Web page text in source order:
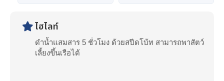
ไฮไลท์
ดำน้ำแสมสาร 5 ชั่วโมง ด้วยสปีดโบ้ท สามารถพาสัตว์
เลี้ยงขึ้นเรือได้